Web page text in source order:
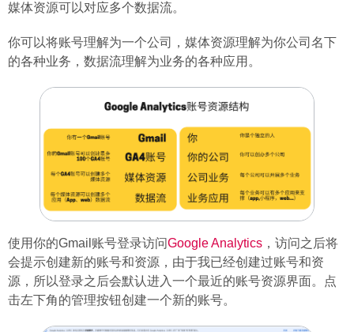
媒体资源可以对应多个数据流。
你可以将账号理解为一个公司，媒体资源理解为你公司名下
的各种业务，数据流理解为业务的各种应用。
使用你的Gmail账号登录访问Google Analytics ，访问之后将
会提示创建新的账号和资源，由于我已经创建过账号和资
源，所以登录之后会默认进入一个最近的账号资源界面。点
击左下角的管理按钮创建一个新的账号。